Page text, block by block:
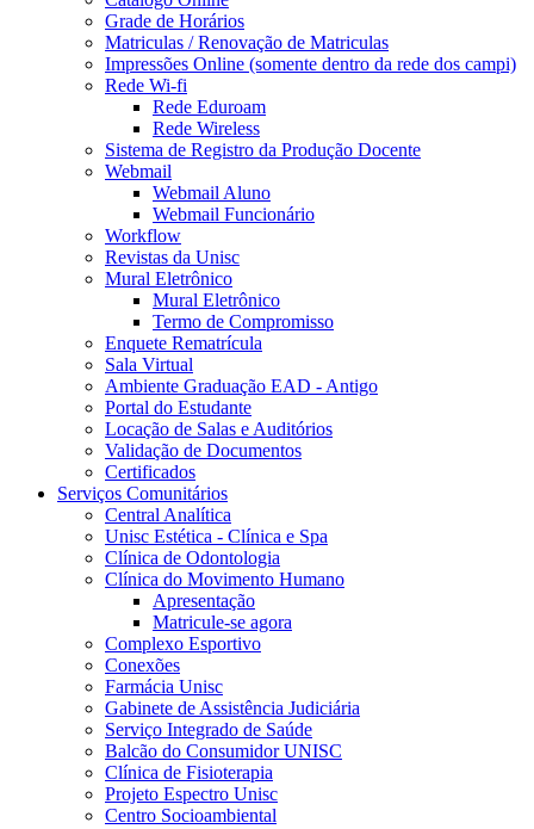
Grade de Horários
Matriculas / Renovação de Matriculas
Impressões Online (somente dentro da rede dos campi)
Rede Wi-fi
Rede Eduroam
Rede Wireless
Sistema de Registro da Produção Docente
Webmail
Webmail Aluno
Webmail Funcionário
Workflow
Revistas da Unisc
Mural Eletrônico
Mural Eletrônico
Termo de Compromisso
Enquete Rematrícula
Sala Virtual
Ambiente Graduação EAD - Antigo
Portal do Estudante
Locação de Salas e Auditórios
Validação de Documentos
Certificados
Serviços Comunitários
Central Analítica
Unisc Estética - Clínica e Spa
Clínica de Odontologia
Clínica do Movimento Humano
Apresentação
Matricule-se agora
Complexo Esportivo
Conexões
Farmácia Unisc
Gabinete de Assistência Judiciária
Serviço Integrado de Saúde
Balcão do Consumidor UNISC
Clínica de Fisioterapia
Projeto Espectro Unisc
Centro Socioambiental